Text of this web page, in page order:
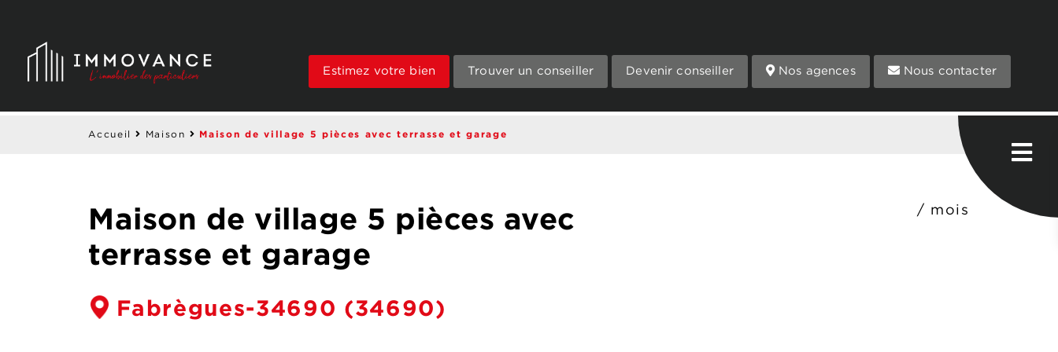
Estimez votre bien Trouver un conseiller Devenir conseiller Nos agences Nous contacter
Accueil Maison Maison de village 5 pièces avec terrasse et garage
Maison de village 5 pièces avec
terrasse et garage
Fabrègues-34690 (34690)
/ mois